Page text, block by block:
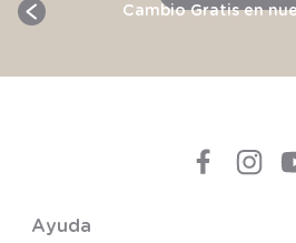
Cambio Gratis en
Ayuda